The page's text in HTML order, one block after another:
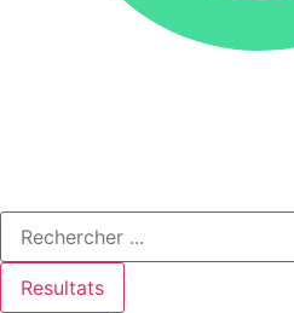
Resultats